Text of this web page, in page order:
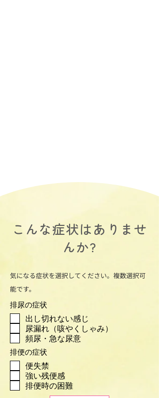
こんな症状はありませ
んか?
気になる症状を選択してください。複数選択可
能です。
排尿の症状
出し切れない感じ
尿漏れ（咳やくしゃみ）
頻尿・急な尿意
排便の症状
便失禁
強い残便感
排便時の困難